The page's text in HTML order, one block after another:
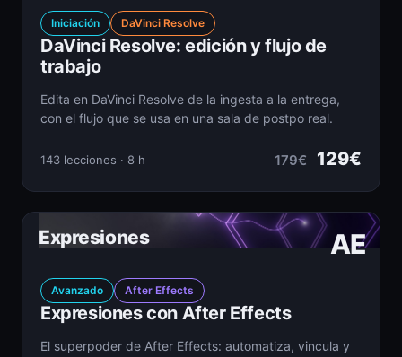
Iniciación DaVinci Resolve
DaVinci Resolve: edición y flujo de
trabajo
Edita en DaVinci Resolve de la ingesta a la entrega,
con el flujo que se usa en una sala de postpo real.
143 lecciones · 8 h 179€ 129€
AE
Expresiones
Avanzado After Effects
Expresiones con After Effects
El superpoder de After Effects: automatiza, vincula y